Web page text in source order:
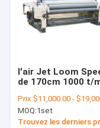
l'air Jet Loom
de 170cm 1000 t/
machine de
d'ouverture de
ratière de pompe
Prix:$11,000.00 - $19,000.00/
MOQ:1set
Trouvez les derniers